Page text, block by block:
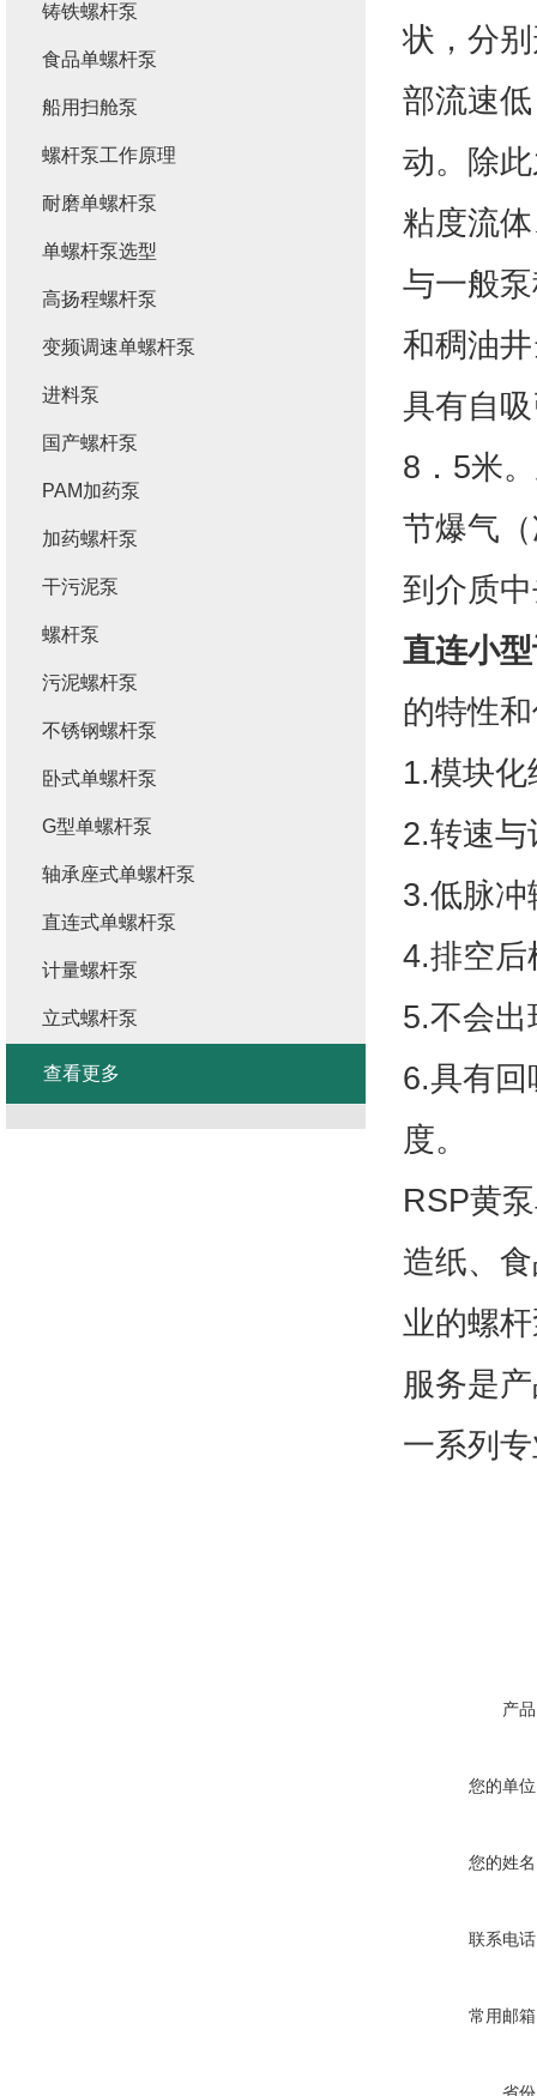
状，分
部流速
动。除
粘度流
与一般
和稠油
具有自
8．5米
节爆气
到介质
直连小
的特性
1.模块
2.转速
3.低脉
4.排空后
5.不会
6.具有
度。
RSP黄
造纸、
业的螺
服务是
一系列
产
您的单
您的姓
联系电
常用邮
铸铁螺杆泵
食品单螺杆泵
船用扫舱泵
螺杆泵工作原理
耐磨单螺杆泵
单螺杆泵选型
高扬程螺杆泵
变频调速单螺杆泵
进料泵
国产螺杆泵
PAM加药泵
加药螺杆泵
干污泥泵
螺杆泵
污泥螺杆泵
不锈钢螺杆泵
卧式单螺杆泵
G型单螺杆泵
轴承座式单螺杆泵
直连式单螺杆泵
计量螺杆泵
立式螺杆泵
查看更多